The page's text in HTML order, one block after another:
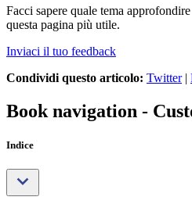
Facci sapere quale tema
questa pagina più utile.
Inviaci il tuo feedback
Condividi questo articolo: Twitter|
Book navigation -
Indice